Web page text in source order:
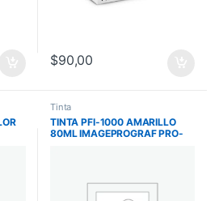
$90,00
Tinta
TINTA PFI-1000 AMARILLO
80ML IMAGEPROGRAF PRO-